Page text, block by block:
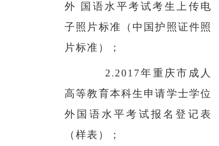
外 国语水平考试考生上传电
子照片标准（中国护照证件照
片标准）；
2.2017年重庆市成人
高等教育本科生申请学士学位
外国语水平考试报名登记表
（样表）；